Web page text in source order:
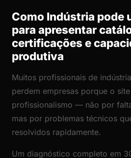
Como Indústria pode
para apresentar
certificações e
produtiva
Muitos profissionais de
perdem empresas porque o
profissionalismo — não por
mas por problemas técnicos
resolvidos rapidamente.
Um diagnóstico completo em